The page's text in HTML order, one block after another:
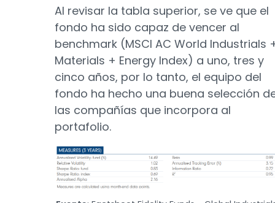
Al revisar la tabla superior, se ve que el
fondo ha sido capaz de vencer al
benchmark (MSCI AC World Industrials
Materials + Energy Index) a uno, tres y
cinco años, por lo tanto, el equipo del
fondo ha hecho una buena selección
las compañías que incorpora al
portafolio.